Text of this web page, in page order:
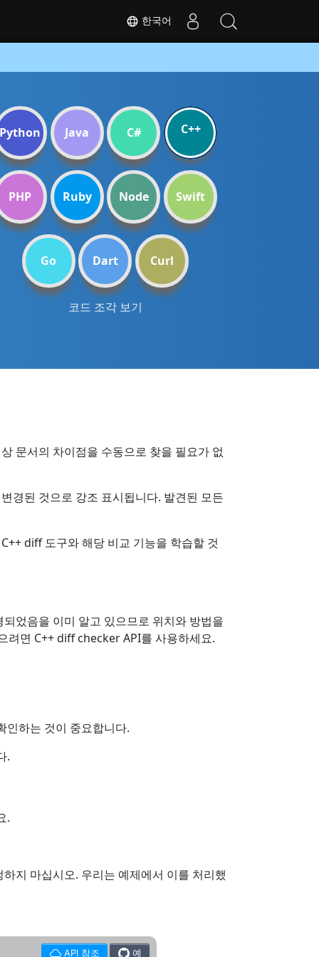
Python Java C# C++
PHP Ruby Node Swift
Go Dart Curl
코드 조각 보기
문서의 차이점을 수동으로 찾을 필요가 없
경된 것으로 강조 표시됩니다. 발견된 모든
diff 도구와 해당 비교 기능을 학습할 것
었음을 이미 알고 있으므로 위치와 방법을
려면 C++ diff checker API를 사용하세요.
인하는 것이 중요합니다.
.
.
지 마십시오. 우리는 예제에서 이를 처리했
API 참조 예
한국어